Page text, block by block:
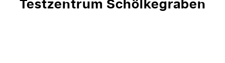
Testzentrum Schölkegraben